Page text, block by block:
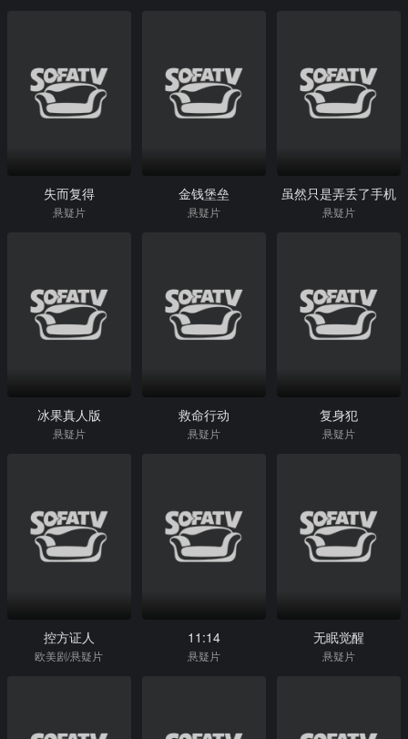
失而复得
悬疑片
金钱堡垒
悬疑片
虽然只是弄丢了手机
悬疑片
冰果真人版
悬疑片
救命行动
悬疑片
复身犯
悬疑片
控方证人
欧美剧/悬疑片
11:14
悬疑片
无眠觉醒
悬疑片